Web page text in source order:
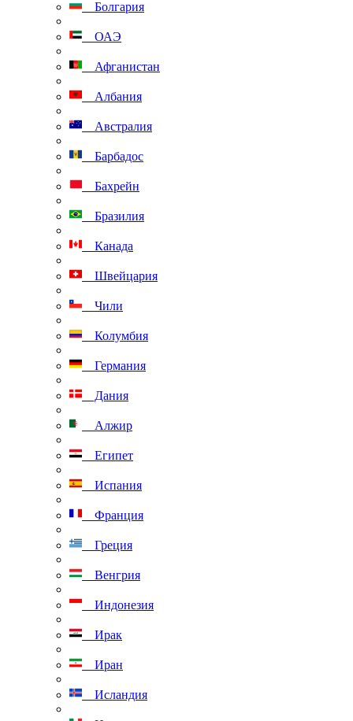
Болгария
ОАЭ
Афганистан
Албания
Австралия
Барбадос
Бахрейн
Бразилия
Канада
Швейцария
Чили
Колумбия
Германия
Дания
Алжир
Египет
Испания
Франция
Греция
Венгрия
Индонезия
Ирак
Иран
Исландия